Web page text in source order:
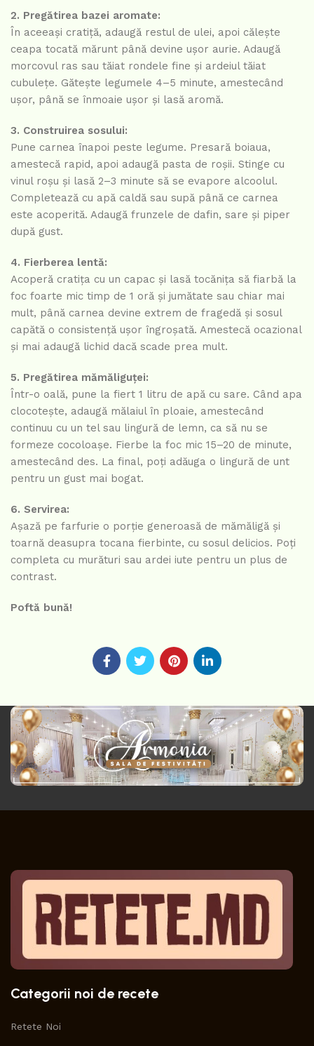
2. Pregătirea bazei aromate:
În aceeași cratiță, adaugă restul de ulei, apoi călește
ceapa tocată mărunt până devine ușor aurie. Adaugă
morcovul ras sau tăiat rondele fine și ardeiul tăiat
cubulețe. Gătește legumele 4–5 minute, amestecând
ușor, până se înmoaie ușor și lasă aromă.
3. Construirea sosului:
Pune carnea înapoi peste legume. Presară boiaua,
amestecă rapid, apoi adaugă pasta de roșii. Stinge cu
vinul roșu și lasă 2–3 minute să se evapore alcoolul.
Completează cu apă caldă sau supă până ce carnea
este acoperită. Adaugă frunzele de dafin, sare și piper
după gust.
4. Fierberea lentă:
Acoperă cratița cu un capac și lasă tocănița să fiarbă la
foc foarte mic timp de 1 oră și jumătate sau chiar mai
mult, până carnea devine extrem de fragedă și sosul
capătă o consistență ușor îngroșată. Amestecă ocazional
și mai adaugă lichid dacă scade prea mult.
5. Pregătirea mămăliguței:
Într-o oală, pune la fiert 1 litru de apă cu sare. Când apa
clocotește, adaugă mălaiul în ploaie, amestecând
continuu cu un tel sau lingură de lemn, ca să nu se
formeze cocoloașe. Fierbe la foc mic 15–20 de minute,
amestecând des. La final, poți adăuga o lingură de unt
pentru un gust mai bogat.
6. Servirea:
Așază pe farfurie o porție generoasă de mămăligă și
toarnă deasupra tocana fierbinte, cu sosul delicios. Poți
completa cu murături sau ardei iute pentru un plus de
contrast.
Poftă bună!
Categorii noi de recete
Retete Noi